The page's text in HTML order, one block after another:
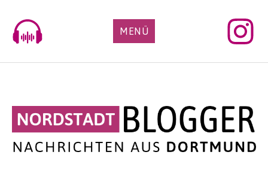
content
MENÜ